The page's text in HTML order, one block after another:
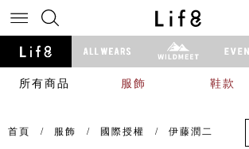
所有商品 服飾 鞋款
首頁 服飾 國際授權 伊藤潤二